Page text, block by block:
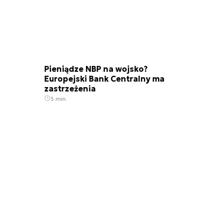
Pieniądze NBP na wojsko?
Europejski Bank Centralny ma
zastrzeżenia
3 min.